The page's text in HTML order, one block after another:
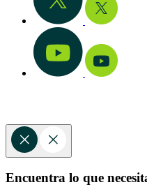
Encuentra lo que